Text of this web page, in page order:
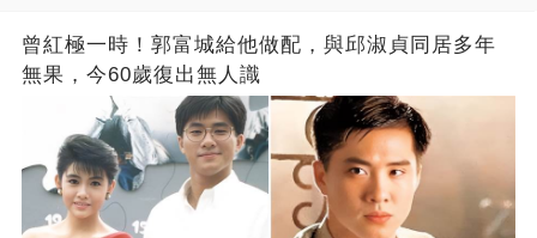
曾紅極一時！郭富城給他做配，與邱淑貞同居多年
無果，今60歲復出無人識